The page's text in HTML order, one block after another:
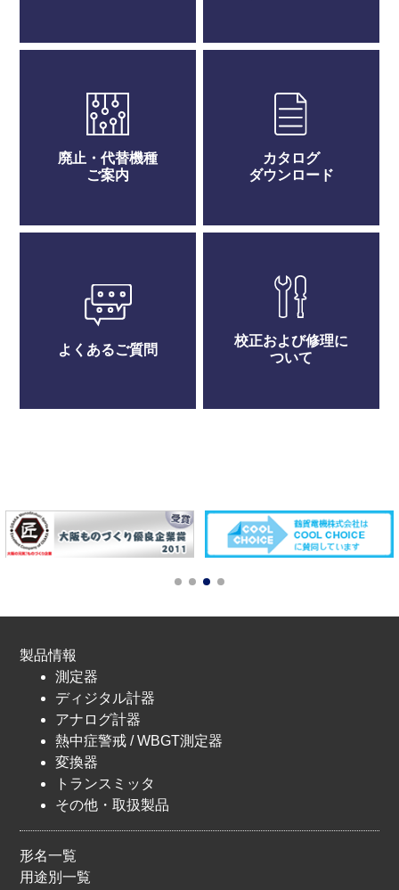
廃止・代替機種
ご案内
カタログ
ダウンロード
よくあるご質問
校正および修理に
ついて
製品情報
測定器
ディジタル計器
アナログ計器
熱中症警戒 / WBGT測定器
変換器
トランスミッタ
その他・取扱製品
形名一覧
用途別一覧